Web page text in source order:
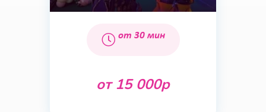
от 30 мин
от 15 000р